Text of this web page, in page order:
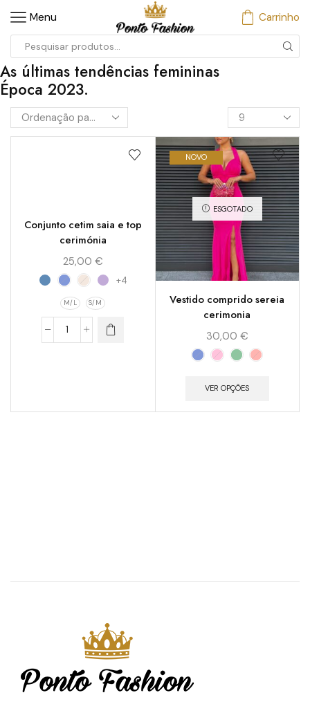
Menu Carrinho
As últimas tendências femininas
Época 2023.
Conjunto cetim saia e top
cerimónia
25,00 €
+4
M/L S/M
NOVO
ESGOTADO
Vestido comprido sereia
cerimonia
30,00 €
VER OPÇÕES